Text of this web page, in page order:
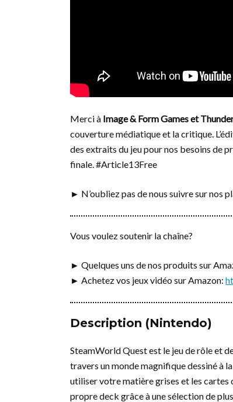
Merci à Image & Form Games et
couverture médiatique et la critique.
des extraits du jeu pour nos besoins de
finale. #Article13Free
► N’oubliez pas de nous suivre sur nos
Vous voulez soutenir la chaîne?
► Quelques uns de nos produits sur
► Achetez vos jeux vidéo sur Amazon:
Description (Nintendo)
SteamWorld Quest est le jeu de rôle et
travers un monde magnifique dessiné à
utiliser votre matière grises et les cartes
propre deck grâce à une sélection de